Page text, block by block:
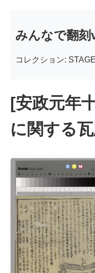
みんなで翻刻
コレクション:
[安政元年
に関する